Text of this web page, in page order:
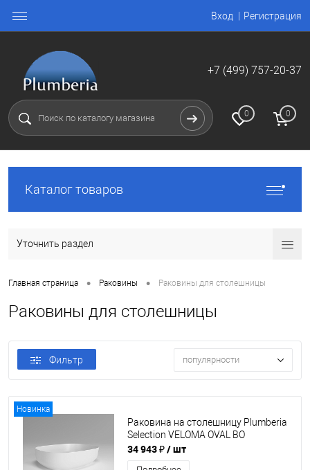
Вход Регистрация
+7 (499) 757-20-37
0 0
Каталог товаров
Уточнить раздел
Главная страница • Раковины • Раковины для столешницы
Раковины для столешницы
Фильтр популярности
Новинка
Раковина на столешницу Plumberia
Selection VELOMA OVAL BO
34 943 ₽/ шт